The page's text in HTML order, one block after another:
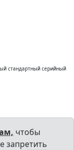
стандартный серийный
чтобы
запретить